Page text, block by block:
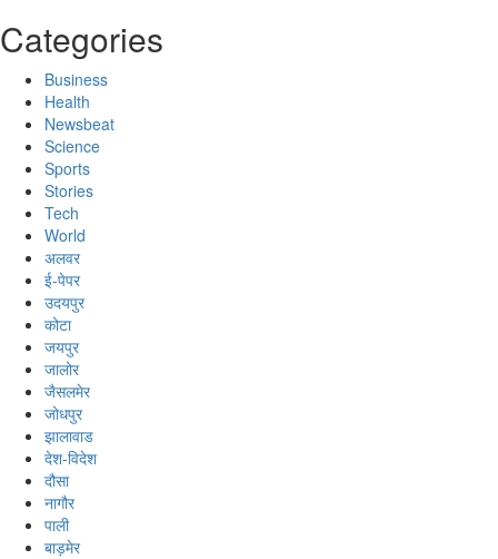
Categories
Business
Health
Newsbeat
Science
Sports
Stories
Tech
World
अलवर
ई-पेपर
उदयपुर
कोटा
जयपुर
जालोर
जैसलमेर
जोधपुर
झालावाड
देश-विदेश
दौसा
नागौर
पाली
बाड़मेर